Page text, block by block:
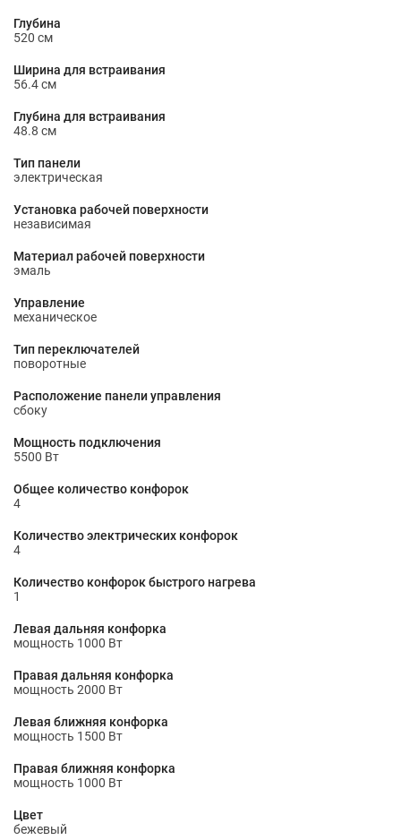
Глубина
520 см
Ширина для встраивания
56.4 см
Глубина для встраивания
48.8 см
Тип панели
электрическая
Установка рабочей поверхности
независимая
Материал рабочей поверхности
эмаль
Управление
механическое
Тип переключателей
поворотные
Расположение панели управления
сбоку
Мощность подключения
5500 Вт
Общее количество конфорок
4
Количество электрических конфорок
4
Количество конфорок быстрого нагрева
1
Левая дальняя конфорка
мощность 1000 Вт
Правая дальняя конфорка
мощность 2000 Вт
Левая ближняя конфорка
мощность 1500 Вт
Правая ближняя конфорка
мощность 1000 Вт
Цвет
бежевый